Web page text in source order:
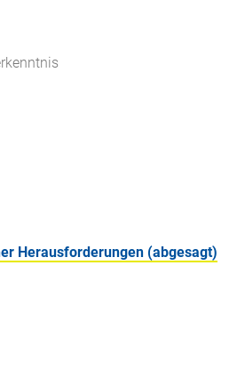
Herausforderungen (abgesagt)